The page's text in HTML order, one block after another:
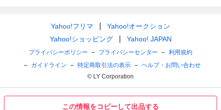
この情報をコピーして出品する
Yahoo!フリマ
Yahoo!オークション
Yahoo!ショッピング
Yahoo! JAPAN
プライバシーポリシー プライバシーセンター
利用規約
ガイドライン
特定商取引法の表示
ヘルプ・お問い合わせ
© LY Corporation